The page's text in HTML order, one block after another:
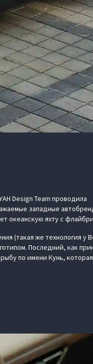
Design Team проводила
западные
океанскую яхту с
(такая же технология у
Последний, как
по имени Кунь, которая